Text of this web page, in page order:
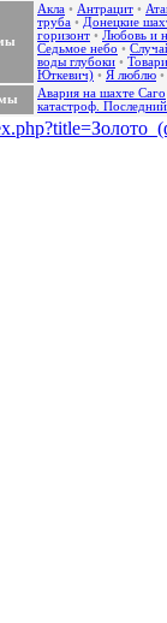
Акла • Антрацит •
труба • Донецкие
горизонт • Любовь и
Седьмое небо •
воды глубоки •
Юткевич) • Я люблю •
Авария на шахте Саго
катастроф.